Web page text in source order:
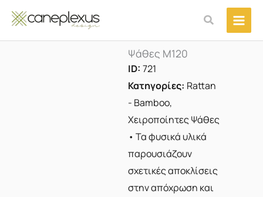
στο
περιεχόμενο
Αναζήτηση
Ψάθες M120
ID: 721
Κατηγορίες: Rattan
- Bamboo,
Χειροποίητες Ψάθες
• Τα φυσικά υλικά
παρουσιάζουν
σχετικές αποκλίσεις
στην απόχρωση και